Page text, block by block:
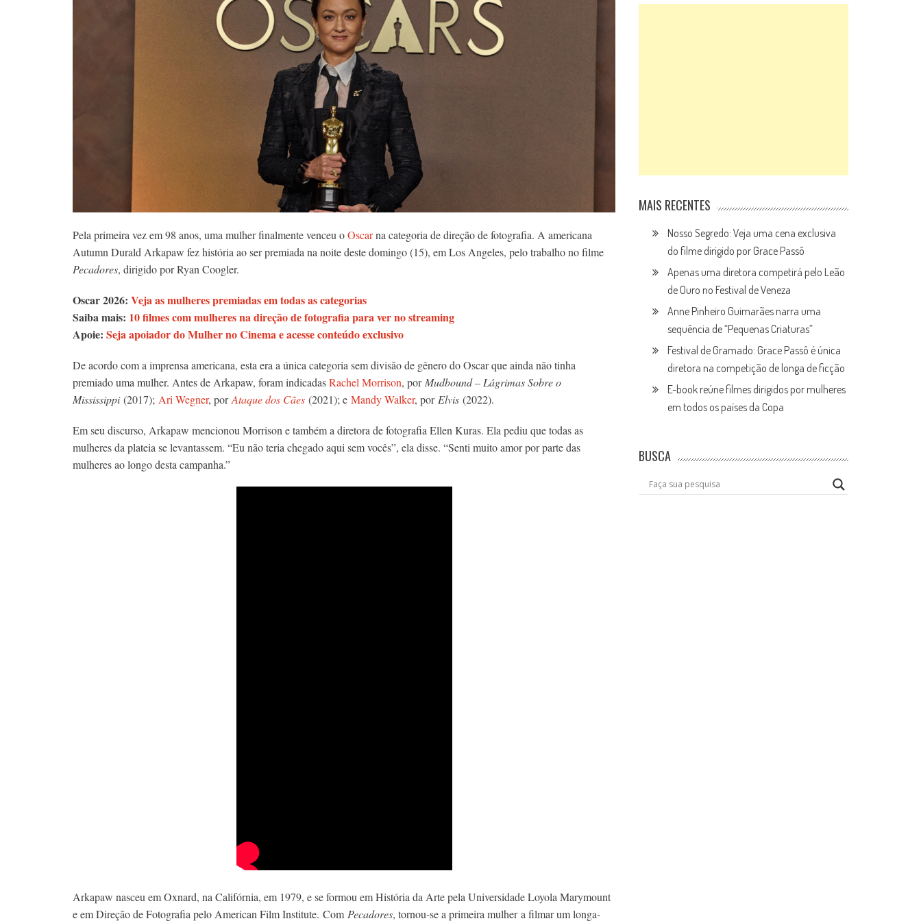
Pela primeira vez em 98 anos, uma mulher finalmente venceu oOscarna categoria de direção de fotografia. A americana
Autumn Durald Arkapaw fez história ao ser premiada na noite deste domingo (15), em Los Angeles, pelo trabalho no filme
Pecadores, dirigido por Ryan Coogler.
Oscar 2026: Veja as mulheres premiadas em todas as categorias
Saiba mais: 10 filmes com mulheres na direção de fotografia para ver no streaming
Apoie: Seja apoiador do Mulher no Cinema e acesse conteúdo exclusivo
De acordo com a imprensa americana, esta era a única categoria sem divisão de gênero do Oscar que ainda não tinha
premiado uma mulher. Antes de Arkapaw, foram indicadasRachel Morrison, porMudbound – Lágrimas Sobre o
Mississippi(2017); Ari Wegner, porAtaque dos Cães (2021); e Mandy Walker, porElvis (2022).
Em seu discurso, Arkapaw mencionou Morrison e também a diretora de fotografia Ellen Kuras. Ela pediu que todas as
mulheres da plateia se levantassem. “Eu não teria chegado aqui sem vocês”, ela disse. “Senti muito amor por parte das
mulheres ao longo desta campanha.”
Arkapaw nasceu em Oxnard, na Califórnia, em 1979, e se formou em História da Arte pela Universidade Loyola Marymount
e em Direção de Fotografia pelo American Film Institute. Com Pecadores, tornou-se a primeira mulhera filmar um longa-
MAIS RECENTES
Nosso Segredo: Veja uma cena exclusiva
do filme dirigido por Grace Passô
Apenas uma diretora competirá pelo Leão
de Ouro no Festival de Veneza
Anne Pinheiro Guimarães narra uma
sequência de “Pequenas Criaturas”
Festival de Gramado: Grace Passô é única
diretora na competição de longa de ficção
E-book reúne filmes dirigidos por mulheres
em todos os países da Copa
BUSCA